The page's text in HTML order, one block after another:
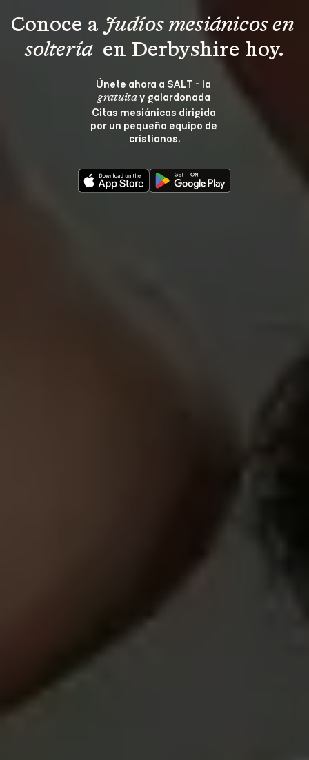
Conoce a Judíos mesiánicos en
soltería en Derbyshire hoy.
Únete ahora a SALT - la
gratuita y galardonada
Citas mesiánicas dirigida
por un pequeño equipo de
cristianos.